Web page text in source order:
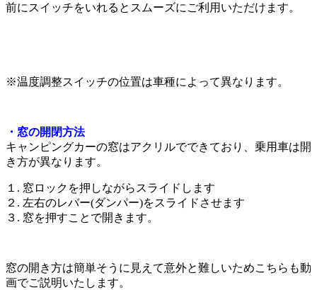
前にスイッチをいれるとスムーズにご利用いただけます。
※温度調整スイッチの位置は車種によって異なります。
・窓の開閉方法
キャンピングカーの窓はアクリルでできており、乗用車は開
き方が異なります。
１. 窓ロックを押しながらスライドします
２. 左右のレバー(ダンパー)をスライドさせます
３. 窓を押すことで開きます。
窓の開き方は簡単そうに見えて意外と難しいためこちらも動
画でご説明いたします。